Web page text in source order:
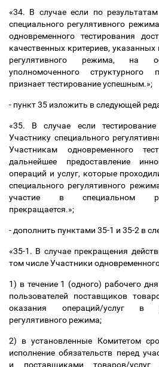
«34. В случае если по
специального регулятивного
одновременного тестирования
качественных критериев, указанных
регулятивного режима, на
уполномоченного структурного
признает тестирование успешным.»;
- пункт 35 изложить в следующей
«35. В случае если
Участнику специального
Участникам одновременного
дальнейшее предоставление
операций и услуг, которые
специального регулятивного
участие в специальном
прекращается.»;
- дополнить пунктами 35-1 и 35-2 в
«35-1. В случае прекращения
том числе Участники
1) в течение 1 (одного) рабочего
пользователей поставщиков
оказания операций/услуг в
регулятивного режима;
2) в установленные Комитетом
исполнение обязательств перед
и поставщиками товаров/